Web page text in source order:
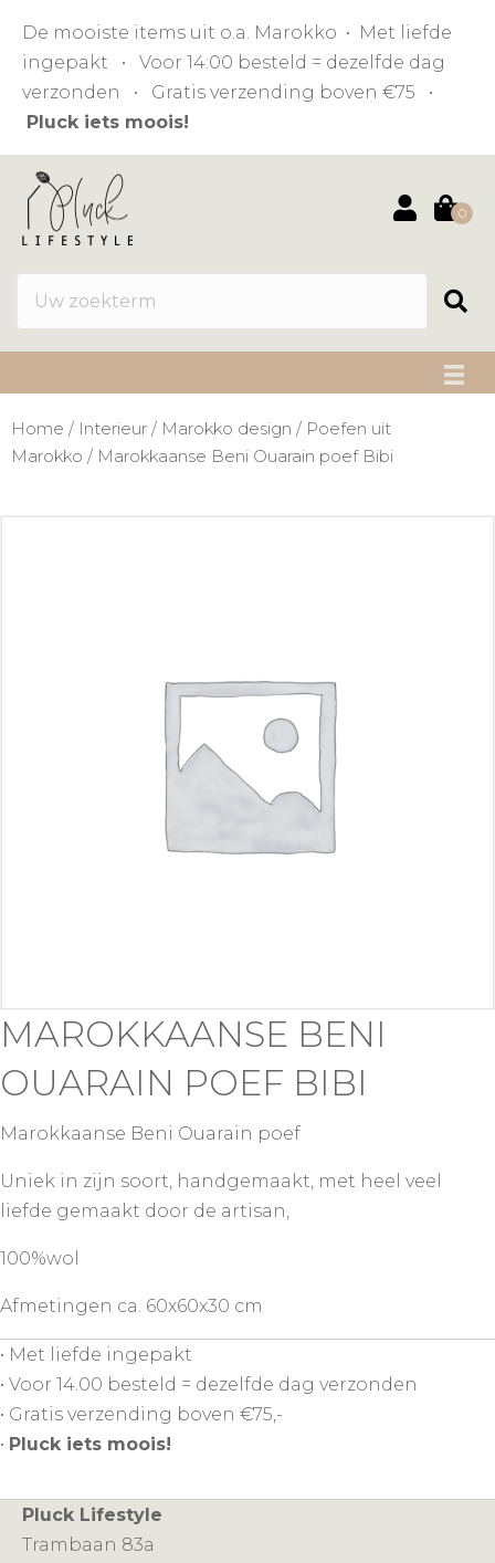
De mooiste items uit o.a. Marokko • Met liefde
ingepakt • Voor 14:00 besteld = dezelfde dag
verzonden • Gratis verzending boven €75 •
Pluck iets moois!
0
Home / Interieur / Marokko design / Poefen uit
Marokko / Marokkaanse Beni Ouarain poef Bibi
MAROKKAANSE BENI
OUARAIN POEF BIBI
Marokkaanse Beni Ouarain poef
Uniek in zijn soort, handgemaakt, met heel veel
liefde gemaakt door de artisan,
100%wol
Afmetingen ca. 60x60x30 cm
• Met liefde ingepakt
• Voor 14.00 besteld = dezelfde dag verzonden
• Gratis verzending boven €75,-
• Pluck iets moois!
Pluck Lifestyle
Trambaan 83a